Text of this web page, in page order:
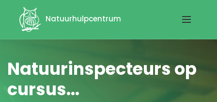
Natuurhulpcentrum
Natuurinspecteurs op
cursus...